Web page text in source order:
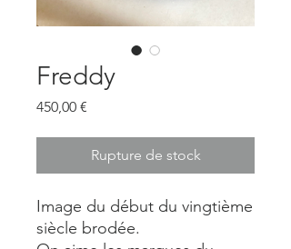
Freddy
450,00 €
Rupture de stock
Image du début du vingtième
siècle brodée.